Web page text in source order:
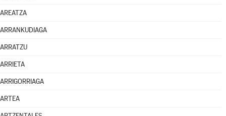
AREATZA
ARRANKUDIAGA
ARRATZU
ARRIETA
ARRIGORRIAGA
ARTEA